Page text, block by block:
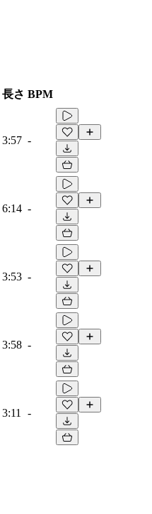
長さ BPM
3:57 -
6:14 -
3:53 -
3:58 -
3:11 -